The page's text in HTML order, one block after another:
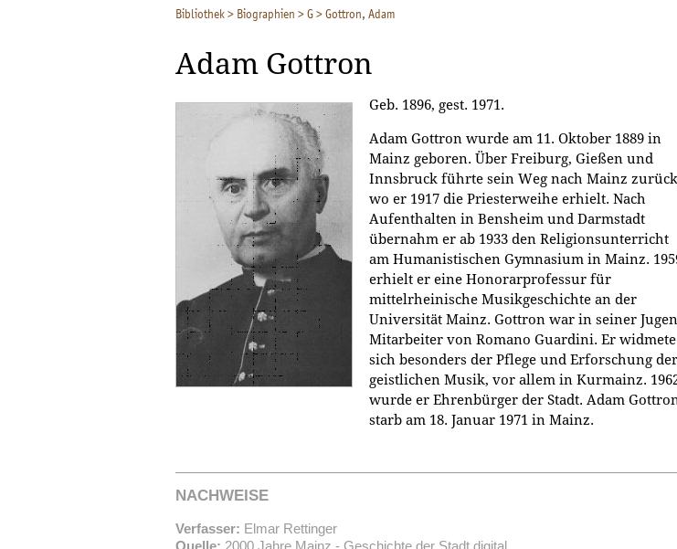
Bibliothek> Biographien >G>Gottron, Adam
Adam Gottron
Geb. 1896, gest. 1971.
Adam Gottron wurde am 11. Oktober 1889 in
Mainz geboren. Über Freiburg, Gießen und
Innsbruck führte sein Weg nach Mainz
wo er 1917 die Priesterweihe erhielt. Nach
Aufenthalten in Bensheim und Darmstadt
übernahm er ab 1933 den Religionsunterricht
am Humanistischen Gymnasium in Mainz.
erhielt er eine Honorarprofessur für
mittelrheinische Musikgeschichte an der
Universität Mainz. Gottron war in seiner
Mitarbeiter von Romano Guardini. Er widmete
sich besonders der Pflege und Erforschung der
geistlichen Musik, vor allem in Kurmainz.
wurde er Ehrenbürger der Stadt. Adam
starb am 18. Januar 1971 in Mainz.
NACHWEISE
Verfasser: Elmar Rettinger